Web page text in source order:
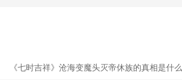
《七时吉祥》沧海变魔头灭帝休族的真相是什么